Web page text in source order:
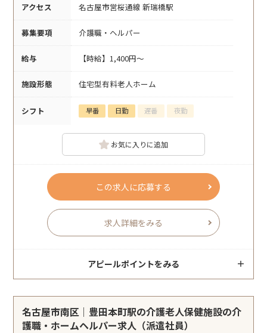
アクセス 名古屋市営桜通線 新瑞橋駅
募集要項 介護職・ヘルパー
給与 【時給】1,400円～
施設形態 住宅型有料老人ホーム
シフト 早番 日勤 遅番 夜勤
お気に入りに追加
この求人に応募する
求人詳細をみる
アピールポイントをみる
名古屋市南区｜豊田本町駅の介護老人保健施設の介
護職・ホームヘルパー求人（派遣社員）